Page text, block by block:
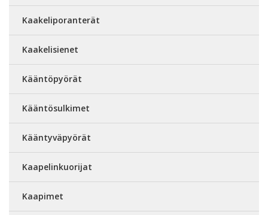
Kaakeliporanterät
Kaakelisienet
Kääntöpyörät
Kääntösulkimet
Kääntyväpyörät
Kaapelinkuorijat
Kaapimet